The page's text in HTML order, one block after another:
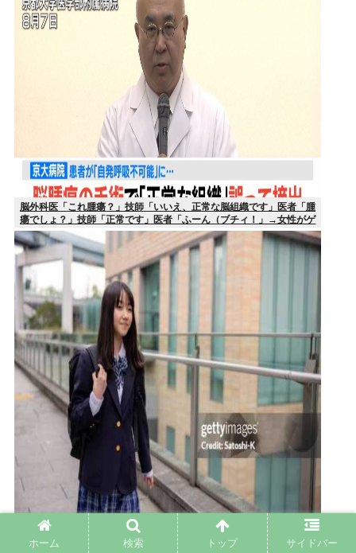
脳外科医「これ腫瘍？」技師「いいえ、正常な脳組織です」医者「腫
瘍でしょ？」技師「正常です」医者「ふーん（ブチィ！」→女性がゲ
ェジ化
最近のJKってマジですぐヤレるな。頭おかしいんじゃないの
ホーム 検索 トップ サイドバー